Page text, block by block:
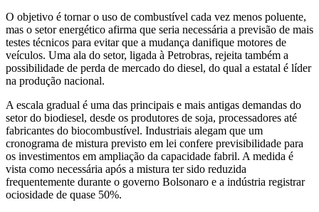
O objetivo é tornar o uso de combustível cada vez menos poluente,
mas o setor energético afirma que seria necessária a previsão de mais
testes técnicos para evitar que a mudança danifique motores de
veículos. Uma ala do setor, ligada à Petrobras, rejeita também a
possibilidade de perda de mercado do diesel, do qual a estatal é líder
na produção nacional.
A escala gradual é uma das principais e mais antigas demandas do
setor do biodiesel, desde os produtores de soja, processadores até
fabricantes do biocombustível. Industriais alegam que um
cronograma de mistura previsto em lei confere previsibilidade para
os investimentos em ampliação da capacidade fabril. A medida é
vista como necessária após a mistura ter sido reduzida
frequentemente durante o governo Bolsonaro e a indústria registrar
ociosidade de quase 50%.